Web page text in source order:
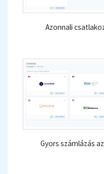
Azonnali
Gyors számlázás